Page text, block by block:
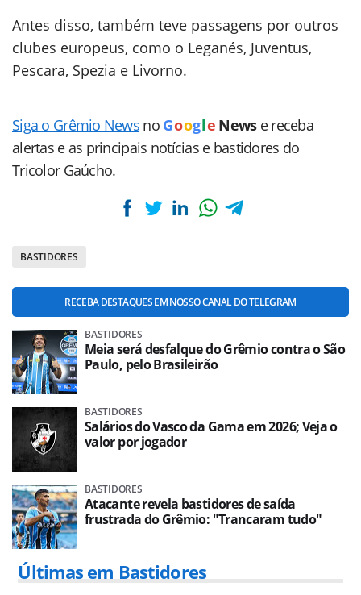
Antes disso, também teve passagens por outros
clubes europeus, como o Leganés, Juventus,
Pescara, Spezia e Livorno.
Siga o Grêmio News no Goog le News e receba
alertas e as principais notícias e bastidores do
Tricolor Gaúcho.
BASTIDORES
RECEBA DESTAQUES EM NOSSO CANAL DO TELEGRAM
BASTIDORES
Meia será desfalque do Grêmio contra o São
Paulo, pelo Brasileirão
BASTIDORES
Salários do Vasco da Gama em 2026; Veja o
valor por jogador
BASTIDORES
Atacante revela bastidores de saída
frustrada do Grêmio: "Trancaram tudo"
Últimas em Bastidores